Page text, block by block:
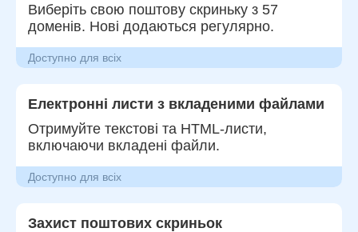
Виберіть свою поштову скриньку з 57
доменів. Нові додаються регулярно.
Доступно для всіх
Електронні листи з вкладеними файлами
Отримуйте текстові та HTML-листи,
включаючи вкладені файли.
Доступно для всіх
Захист поштових скриньок